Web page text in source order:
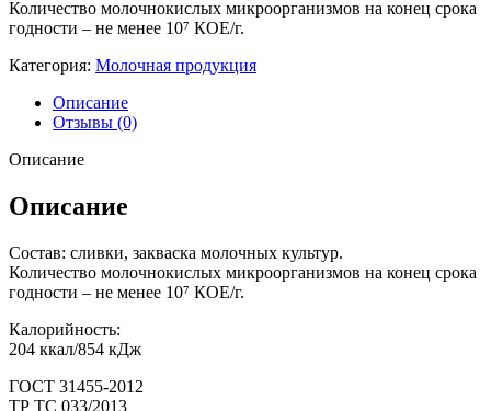
Количество молочнокислых микроорганизмов на конец срока
годности – не менее 10⁷ КОЕ/г.
Категория: Молочная продукция
Описание
Отзывы (0)
Описание
Описание
Состав: сливки, закваска молочных культур.
Количество молочнокислых микроорганизмов на конец срока
годности – не менее 10⁷ КОЕ/г.
Калорийность:
204 ккал/854 кДж
ГОСТ 31455-2012
ТР ТС 033/2013